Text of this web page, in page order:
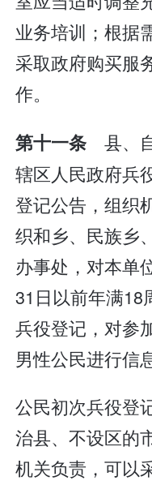
业务培训；根据
采取政府购买服
作。
第十一条 县、
辖区人民政府兵
登记公告，组织
织和乡、民族乡
办事处，对本单
31日以前年满18
兵役登记，对参
男性公民进行信
公民初次兵役登
治县、不设区的
机关负责，可以